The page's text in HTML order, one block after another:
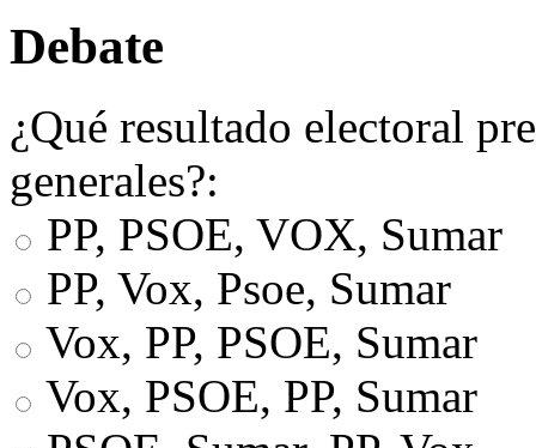
Debate
¿Qué resultado electoral
generales?:
PP, PSOE, VOX, Sumar
PP, Vox, Psoe, Sumar
Vox, PP, PSOE, Sumar
Vox, PSOE, PP, Sumar